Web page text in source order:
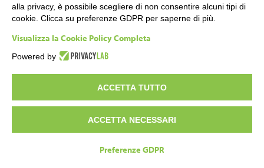
alla privacy, è possibile scegliere di non consentire alcuni tipi di
cookie. Clicca su preferenze GDPR per saperne di più.
Visualizza la Cookie Policy Completa
Powered by
ACCETTA TUTTO
ACCETTA NECESSARI
Preferenze GDPR